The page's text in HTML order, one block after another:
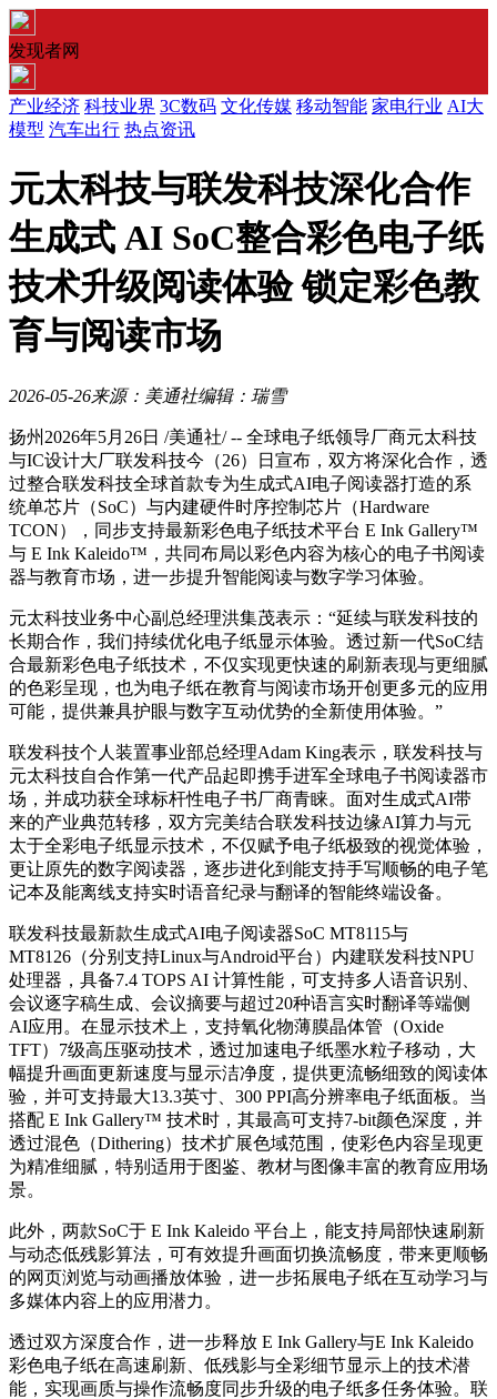
发现者网
产业经济 科技业界 3C数码 文化传媒 移动智能 家电行业 AI大
模型 汽车出行 热点资讯
元太科技与联发科技深化合作
生成式 AI SoC整合彩色电子纸
技术升级阅读体验 锁定彩色教
育与阅读市场
2026-05-26来源：美通社编辑：瑞雪
扬州 2026年5月26日 /美通社/ -- 全球电子纸领导厂商元太科技
与IC设计大厂联发科技今（26）日宣布，双方将深化合作，透
过整合联发科技全球首款专为生成式AI电子阅读器打造的系
统单芯片（SoC）与内建硬件时序控制芯片（Hardware
TCON），同步支持最新彩色电子纸技术平台 E Ink Gallery™
与 E Ink Kaleido™，共同布局以彩色内容为核心的电子书阅读
器与教育市场，进一步提升智能阅读与数字学习体验。
元太科技业务中心副总经理洪集茂表示：“延续与联发科技的
长期合作，我们持续优化电子纸显示体验。透过新一代SoC结
合最新彩色电子纸技术，不仅实现更快速的刷新表现与更细腻
的色彩呈现，也为电子纸在教育与阅读市场开创更多元的应用
可能，提供兼具护眼与数字互动优势的全新使用体验。”
联发科技个人装置事业部总经理Adam King表示，联发科技与
元太科技自合作第一代产品起即携手进军全球电子书阅读器市
场，并成功获全球标杆性电子书厂商青睐。面对生成式AI带
来的产业典范转移，双方完美结合联发科技边缘AI算力与元
太于全彩电子纸显示技术，不仅赋予电子纸极致的视觉体验，
更让原先的数字阅读器，逐步进化到能支持手写顺畅的电子笔
记本及能离线支持实时语音纪录与翻译的智能终端设备。
联发科技最新款生成式AI电子阅读器SoC MT8115与
MT8126 （分别支持Linux与Android平台）内建联发科技NPU
处理器，具备7.4 TOPS AI 计算性能，可支持多人语音识别、
会议逐字稿生成、会议摘要与超过20种语言实时翻译等端侧
AI应用。在显示技术上，支持氧化物薄膜晶体管（Oxide
TFT） 7级高压驱动技术，透过加速电子纸墨水粒子移动，大
幅提升画面更新速度与显示洁净度，提供更流畅细致的阅读体
验，并可支持最大13.3英寸、300 PPI高分辨率电子纸面板。当
搭配 E Ink Gallery™ 技术时，其最高可支持7-bit颜色深度，并
透过混色（Dithering）技术扩展色域范围，使彩色内容呈现更
为精准细腻，特别适用于图鉴、教材与图像丰富的教育应用场
景。
此外，两款SoC于 E Ink Kaleido 平台上，能支持局部快速刷新
与动态低残影算法，可有效提升画面切换流畅度，带来更顺畅
的网页浏览与动画播放体验，进一步拓展电子纸在互动学习与
多媒体内容上的应用潜力。
透过双方深度合作，进一步释放 E Ink Gallery与E Ink Kaleido
彩色电子纸在高速刷新、低残影与全彩细节显示上的技术潜
能，实现画质与操作流畅度同步升级的电子纸多任务体验。联